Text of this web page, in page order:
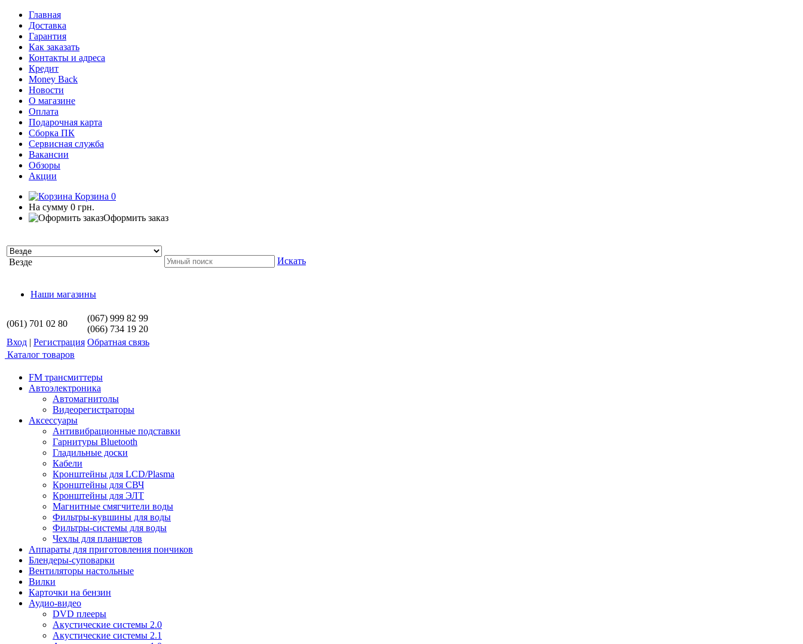
Главная
Доставка
Гарантия
Как заказать
Контакты и адреса
Кредит
Money Back
Новости
О магазине
Оплата
Подарочная карта
Сборка ПК
Сервисная служба
Вакансии
Обзоры
Акции
Корзина 0
На сумму 0 грн.
Оформить заказ
Везде Искать
Наши магазины
(061) 701 02 80
(067) 999 82 99
(066) 734 19 20
Вход | Регистрация Обратная связь
Каталог товаров
FM трансмиттеры
Автоэлектроника
Автомагнитолы
Видеорегистраторы
Аксессуары
Антивибрационные подставки
Гарнитуры Bluetooth
Гладильные доски
Кабели
Кронштейны для LCD/Plasma
Кронштейны для СВЧ
Кронштейны для ЭЛТ
Магнитные смягчители воды
Фильтры-кувшины для воды
Фильтры-системы для воды
Чехлы для планшетов
Аппараты для приготовления пончиков
Блендеры-суповарки
Вентиляторы настольные
Вилки
Карточки на бензин
Аудио-видео
DVD плееры
Акустические системы 2.0
Акустические системы 2.1